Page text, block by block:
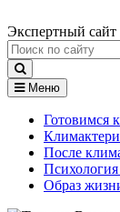
Экспертный сайт
Меню
Готовимся
После
Образ